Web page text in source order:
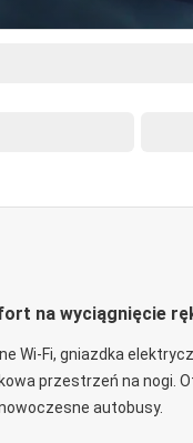
na wyciągnięcie
Wi-Fi, gniazdka
przestrzeń na nogi.
autobusy.